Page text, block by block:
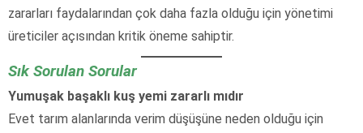
zararları faydalarından çok daha fazla olduğu için yönetimi
üreticiler açısından kritik öneme sahiptir.
Sık Sorulan Sorular
Yumuşak başaklı kuş yemi zararlı mıdır
Evet tarım alanlarında verim düşüşüne neden olduğu için